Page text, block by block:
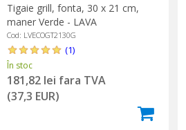
Tigaie grill, fonta, 30 x 21 cm,
maner Verde - LAVA
Cod: LVECOGT2130G
(1)
În stoc
181,82 lei fara TVA
(37,3 EUR)